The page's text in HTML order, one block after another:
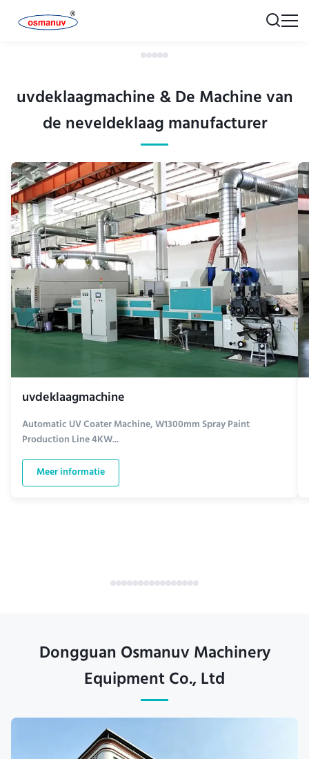
uvdeklaagmachine & De Machine van
de neveldeklaag manufacturer
uvdeklaagmachine
Automatic UV Coater Machine, W1300mm Spray Paint
Production Line 4KW...
Meer informatie
Dongguan Osmanuv Machinery
Equipment Co., Ltd